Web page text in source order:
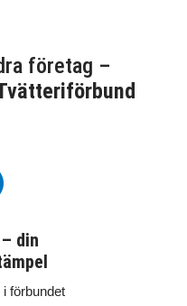
företag –
din
förbundet